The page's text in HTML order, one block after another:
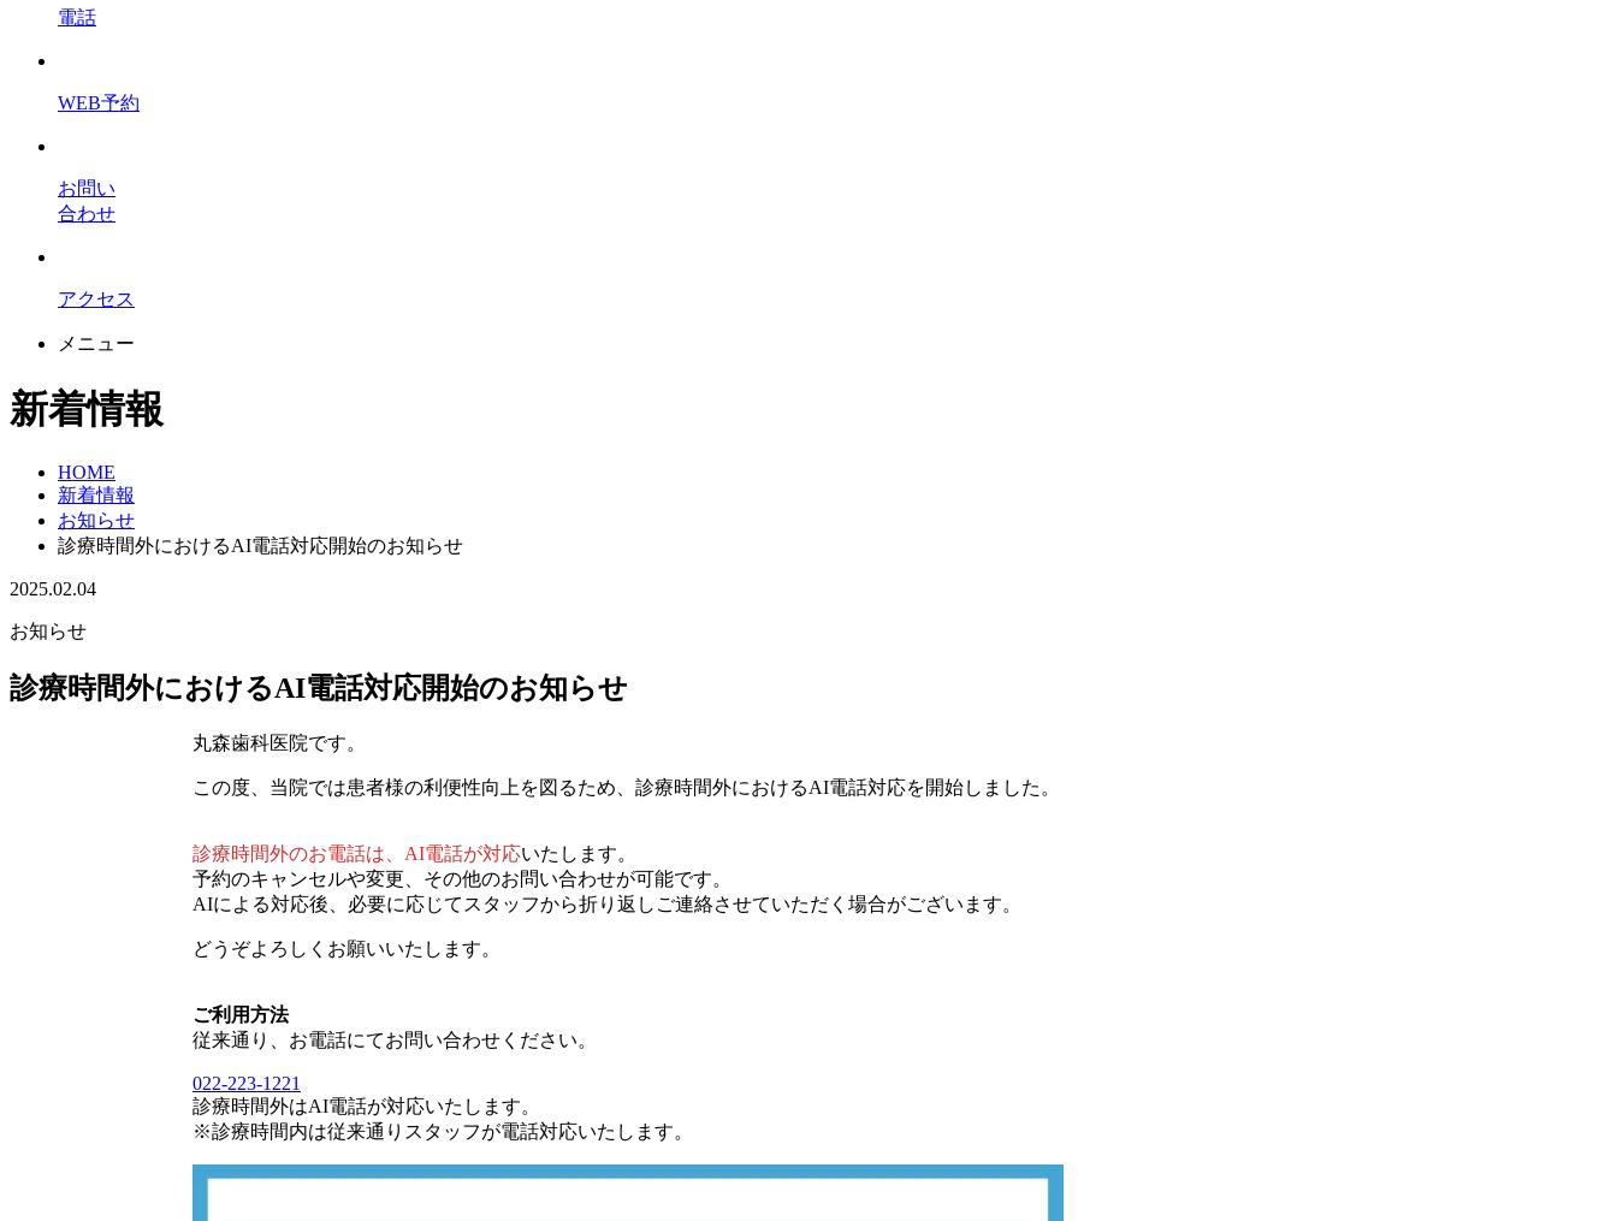
電話
WEB予約
お問い
合わせ
アクセス
メニュー
新着情報
HOME
新着情報
お知らせ
診療時間外におけるAI電話対応開始のお知らせ
2025.02.04
お知らせ
診療時間外におけるAI電話対応開始のお知らせ
丸森歯科医院です。
この度、当院では患者様の利便性向上を図るため、診療時間外におけるAI電話対応を開始しました。
診療時間外のお電話は、AI電話が対応いたします。
予約のキャンセルや変更、その他のお問い合わせが可能です。
AIによる対応後、必要に応じてスタッフから折り返しご連絡させていただく場合がございます。
どうぞよろしくお願いいたします。
ご利用方法
従来通り、お電話にてお問い合わせください。
022-223-1221
診療時間外はAI電話が対応いたします。
※診療時間内は従来通りスタッフが電話対応いたします。